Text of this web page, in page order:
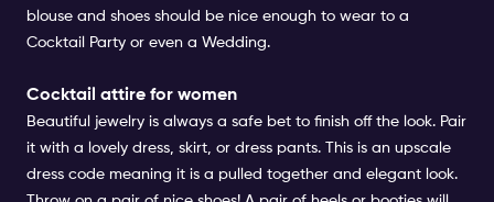
blouse and shoes should be nice enough to wear to a
Cocktail Party or even a Wedding.
Cocktail attire for women
Beautiful jewelry is always a safe bet to finish off the look. Pair
it with a lovely dress, skirt, or dress pants. This is an upscale
dress code meaning it is a pulled together and elegant look.